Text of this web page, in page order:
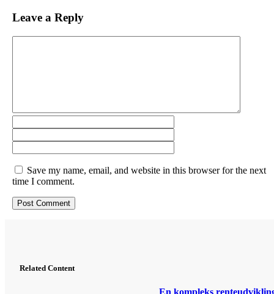
Leave a Reply
Save my name, email, and website in this browser for the next
time I comment.
Related Content
En kompleks